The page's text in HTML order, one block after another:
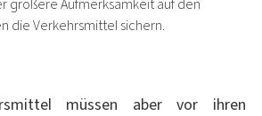
größere Aufmerksamkeit auf den
die Verkehrsmittel sichern.
müssen aber vor ihren